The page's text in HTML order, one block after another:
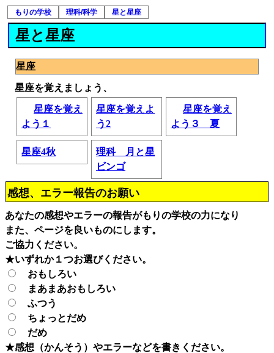
もりの学校 理科/科学 星と星座
星と星座
星座
星座を覚えましょう、
星座を覚え
よう１
星座を覚えよ
う2
星座を覚え
よう３ 夏
星座4秋
理科 月と星
ビンゴ
感想、エラー報告のお願い
あなたの感想やエラーの報告がもりの学校の力になり
また、ページを良いものにします。
ご協力ください。
★いずれか１つお選びください。
おもしろい
まあまあおもしろい
ふつう
ちょっとだめ
だめ
★感想（かんそう）やエラーなどを書きください。